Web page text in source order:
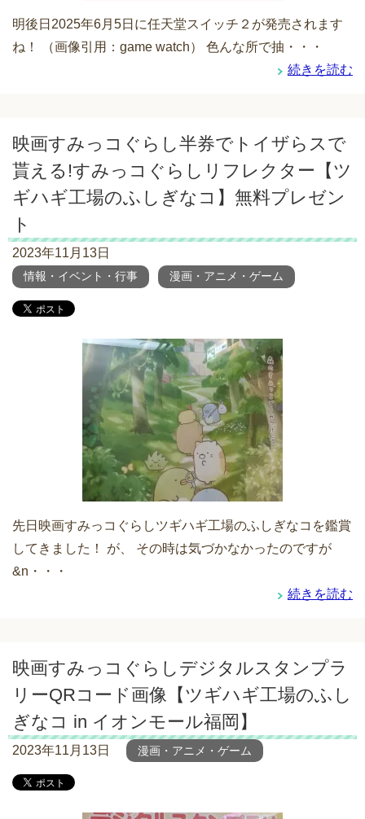
明後日2025年6月5日に任天堂スイッチ２が発売されます
ね！ （画像引用：game watch） 色んな所で抽・・・
続きを読む
映画すみっコぐらし半券でトイザらスで
貰える!すみっコぐらしリフレクター【ツ
ギハギ工場のふしぎなコ】無料プレゼン
ト
2023年11月13日
情報・イベント・行事 漫画・アニメ・ゲーム
先日映画すみっコぐらしツギハギ工場のふしぎなコを鑑賞
してきました！ が、 その時は気づかなかったのですが
&n・・・
続きを読む
映画すみっコぐらしデジタルスタンプラ
リーQRコード画像【ツギハギ工場のふし
ぎなコ in イオンモール福岡】
2023年11月13日 漫画・アニメ・ゲーム